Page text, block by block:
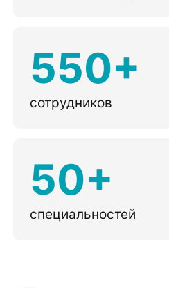
550+
сотрудников
50+
специальностей